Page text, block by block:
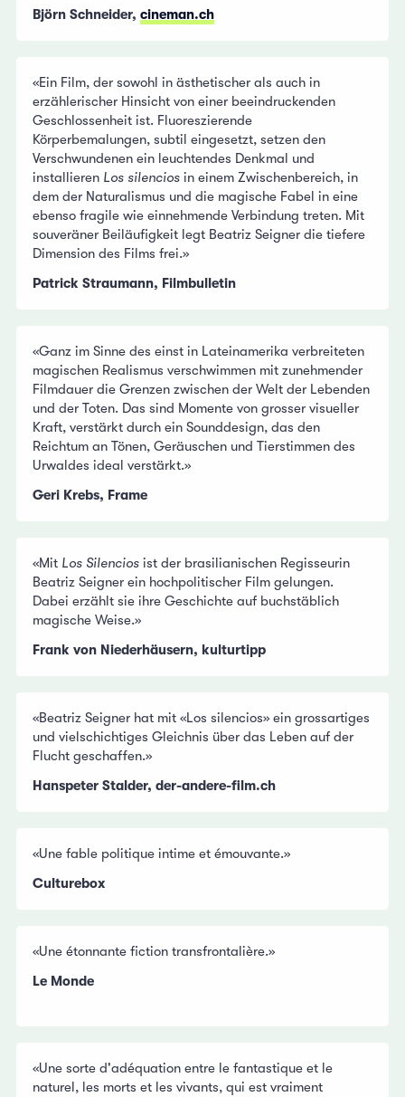
Björn Schneider, cineman.ch
«Ein Film, der sowohl in ästhetischer als auch in
erzählerischer Hinsicht von einer beeindruckenden
Geschlossenheit ist. Fluoreszierende
Körperbemalungen, subtil eingesetzt, setzen den
Verschwundenen ein leuchtendes Denkmal und
installieren Los silencios in einem Zwischenbereich, in
dem der Naturalismus und die magische Fabel in eine
ebenso fragile wie einnehmende Verbindung treten. Mit
souveräner Beiläufigkeit legt Beatriz Seigner die tiefere
Dimension des Films frei.»
Patrick Straumann, Filmbulletin
«Ganz im Sinne des einst in Lateinamerika verbreiteten
magischen Realismus verschwimmen mit zunehmender
Filmdauer die Grenzen zwischen der Welt der Lebenden
und der Toten. Das sind Momente von grosser visueller
Kraft, verstärkt durch ein Sounddesign, das den
Reichtum an Tönen, Geräuschen und Tierstimmen des
Urwaldes ideal verstärkt.»
Geri Krebs, Frame
«Mit Los Silencios ist der brasilianischen Regisseurin
Beatriz Seigner ein hochpolitischer Film gelungen.
Dabei erzählt sie ihre Geschichte auf buchstäblich
magische Weise.»
Frank von Niederhäusern, kulturtipp
«Beatriz Seigner hat mit «Los silencios» ein grossartiges
und vielschichtiges Gleichnis über das Leben auf der
Flucht geschaffen.»
Hanspeter Stalder, der-andere-film.ch
«Une fable politique intime et émouvante.»
Culturebox
«Une étonnante fiction transfrontalière.»
Le Monde
«Une sorte d'adéquation entre le fantastique et le
naturel, les morts et les vivants, qui est vraiment